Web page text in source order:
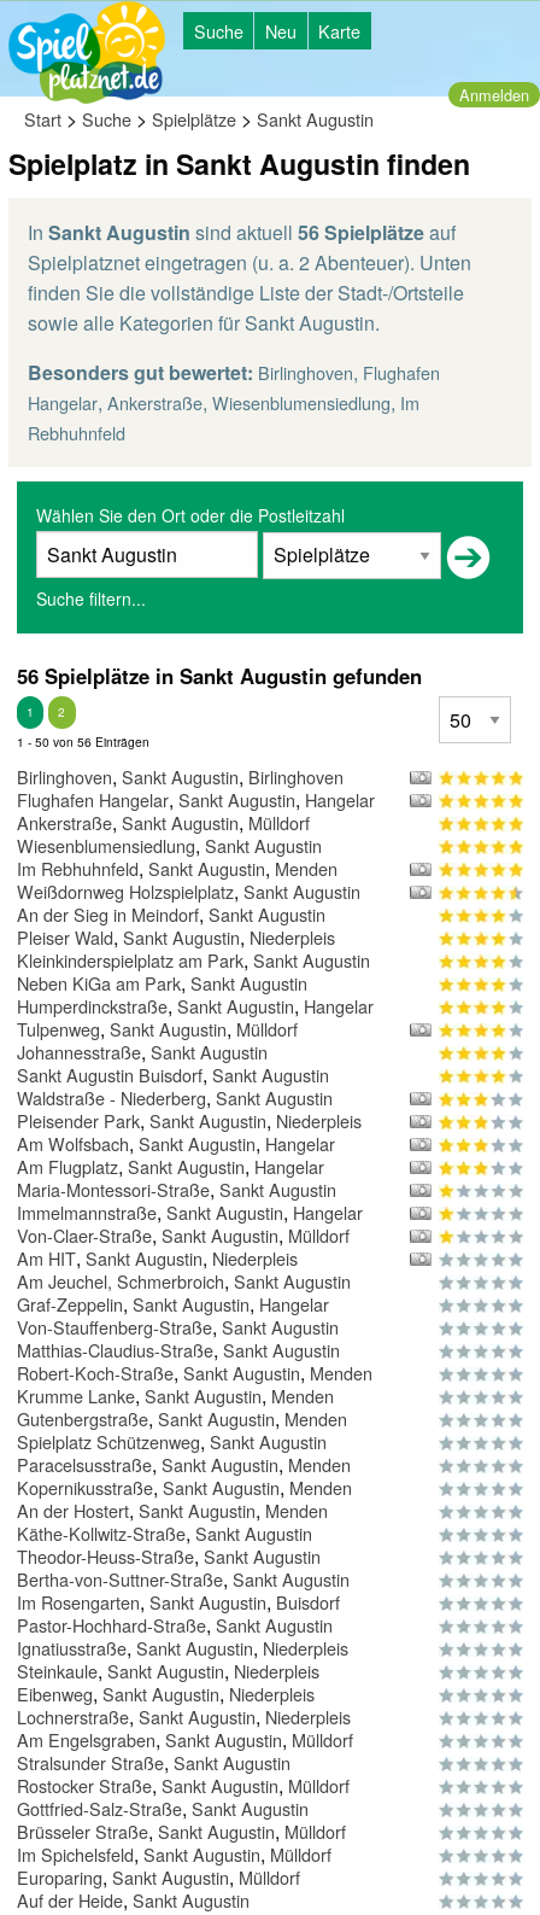
Suche Neu Karte
Anmelden
Start > Suche > Spielplätze > Sankt Augustin
Spielplatz in Sankt Augustin finden
In Sankt Augustin sind aktuell 56 Spielplätzeauf
Spielplatznet eingetragen (u. a. 2 Abenteuer). Unten
finden Sie die vollständige Liste der Stadt-/Ortsteile
sowie alle Kategorien für Sankt Augustin.
Besonders gut bewertet: Birlinghoven, Flughafen
Hangelar, Ankerstraße, Wiesenblumensiedlung, Im
Rebhuhnfeld
Wählen Sie den Ort oder die Postleitzahl
Suche filtern...
56 Spielplätze in Sankt Augustin gefunden
1
2
1 - 50 von 56 Einträgen
Birlinghoven, Sankt Augustin, Birlinghoven
Flughafen Hangelar, Sankt Augustin, Hangelar
Ankerstraße, Sankt Augustin, Mülldorf
Wiesenblumensiedlung, Sankt Augustin
Im Rebhuhnfeld, Sankt Augustin, Menden
Weißdornweg Holzspielplatz, Sankt Augustin
An der Sieg in Meindorf, Sankt Augustin
Pleiser Wald, Sankt Augustin, Niederpleis
Kleinkinderspielplatz am Park, Sankt Augustin
Neben KiGa am Park, Sankt Augustin
Humperdinckstraße, Sankt Augustin, Hangelar
Tulpenweg, Sankt Augustin, Mülldorf
Johannesstraße, Sankt Augustin
Sankt Augustin Buisdorf, Sankt Augustin
Waldstraße - Niederberg, Sankt Augustin
Pleisender Park, Sankt Augustin, Niederpleis
Am Wolfsbach, Sankt Augustin, Hangelar
Am Flugplatz, Sankt Augustin, Hangelar
Maria-Montessori-Straße, Sankt Augustin
Immelmannstraße, Sankt Augustin, Hangelar
Von-Claer-Straße, Sankt Augustin, Mülldorf
Am HIT, Sankt Augustin, Niederpleis
Am Jeuchel, Schmerbroich, Sankt Augustin
Graf-Zeppelin, Sankt Augustin, Hangelar
Von-Stauffenberg-Straße, Sankt Augustin
Matthias-Claudius-Straße, Sankt Augustin
Robert-Koch-Straße, Sankt Augustin, Menden
Krumme Lanke, Sankt Augustin, Menden
Gutenbergstraße, Sankt Augustin, Menden
Spielplatz Schützenweg, Sankt Augustin
Paracelsusstraße, Sankt Augustin, Menden
Kopernikusstraße, Sankt Augustin, Menden
An der Hostert, Sankt Augustin, Menden
Käthe-Kollwitz-Straße, Sankt Augustin
Theodor-Heuss-Straße, Sankt Augustin
Bertha-von-Suttner-Straße, Sankt Augustin
Im Rosengarten, Sankt Augustin, Buisdorf
Pastor-Hochhard-Straße, Sankt Augustin
Ignatiusstraße, Sankt Augustin, Niederpleis
Steinkaule, Sankt Augustin, Niederpleis
Eibenweg, Sankt Augustin, Niederpleis
Lochnerstraße, Sankt Augustin, Niederpleis
Am Engelsgraben, Sankt Augustin, Mülldorf
Stralsunder Straße, Sankt Augustin
Rostocker Straße, Sankt Augustin, Mülldorf
Gottfried-Salz-Straße, Sankt Augustin
Brüsseler Straße, Sankt Augustin, Mülldorf
Im Spichelsfeld, Sankt Augustin, Mülldorf
Europaring, Sankt Augustin, Mülldorf
Auf der Heide, Sankt Augustin